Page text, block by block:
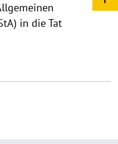
in die Tat